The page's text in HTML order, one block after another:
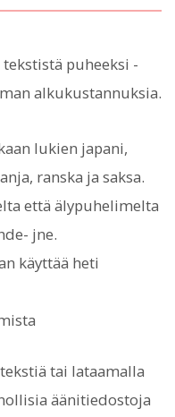
puheeksi -
alkukustannuksia.
lukien japani,
ranska ja saksa.
että älypuhelimelta
jne.
käyttää heti
tai lataamalla
äänitiedostoja